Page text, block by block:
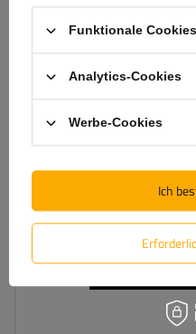
legen
Funktionale
Analytics-Cookies
Werbe-Cookies
Ich